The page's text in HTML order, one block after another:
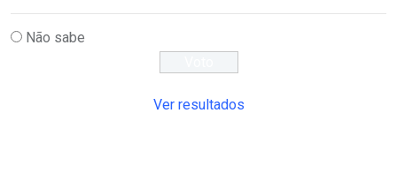
Não sabe
Ver resultados